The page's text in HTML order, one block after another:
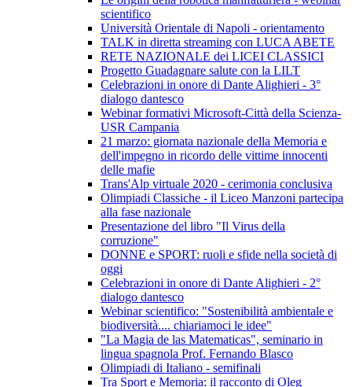
scientifico
Università Orientale di Napoli - orientamento
TALK in diretta streaming con LUCA ABETE
RETE NAZIONALE dei LICEI CLASSICI
Progetto Guadagnare salute con la LILT
Celebrazioni in onore di Dante Alighieri - 3°
dialogo dantesco
Webinar formativi Microsoft-Città della Scienza-
USR Campania
21 marzo: giornata nazionale della Memoria e
dell'impegno in ricordo delle vittime innocenti
delle mafie
Trans'Alp virtuale 2020 - cerimonia conclusiva
Olimpiadi Classiche - il Liceo Manzoni partecipa
alla fase nazionale
Presentazione del libro "Il Virus della
corruzione"
DONNE e SPORT: ruoli e sfide nella società di
oggi
Celebrazioni in onore di Dante Alighieri - 2°
dialogo dantesco
Webinar scientifico: "Sostenibilità ambientale e
biodiversità.... chiariamoci le idee"
"La Magia de las Matematicas", seminario in
lingua spagnola Prof. Fernando Blasco
Olimpiadi di Italiano - semifinali
Tra Sport e Memoria: il racconto di Oleg